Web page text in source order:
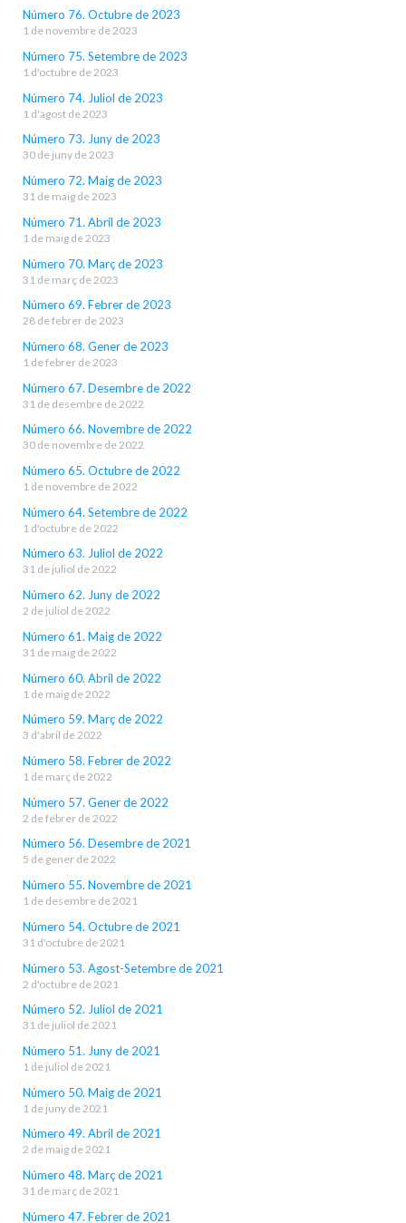
Número 76. Octubre de 2023
1 de novembre de 2023
Número 75. Setembre de 2023
1 d'octubre de 2023
Número 74. Juliol de 2023
1 d'agost de 2023
Número 73. Juny de 2023
30 de juny de 2023
Número 72. Maig de 2023
31 de maig de 2023
Número 71. Abril de 2023
1 de maig de 2023
Número 70. Març de 2023
31 de març de 2023
Número 69. Febrer de 2023
28 de febrer de 2023
Número 68. Gener de 2023
1 de febrer de 2023
Número 67. Desembre de 2022
31 de desembre de 2022
Número 66. Novembre de 2022
30 de novembre de 2022
Número 65. Octubre de 2022
1 de novembre de 2022
Número 64. Setembre de 2022
1 d'octubre de 2022
Número 63. Juliol de 2022
31 de juliol de 2022
Número 62. Juny de 2022
2 de juliol de 2022
Número 61. Maig de 2022
31 de maig de 2022
Número 60. Abril de 2022
1 de maig de 2022
Número 59. Març de 2022
3 d'abril de 2022
Número 58. Febrer de 2022
1 de març de 2022
Número 57. Gener de 2022
2 de febrer de 2022
Número 56. Desembre de 2021
5 de gener de 2022
Número 55. Novembre de 2021
1 de desembre de 2021
Número 54. Octubre de 2021
31 d'octubre de 2021
Número 53. Agost-Setembre de 2021
2 d'octubre de 2021
Número 52. Juliol de 2021
31 de juliol de 2021
Número 51. Juny de 2021
1 de juliol de 2021
Número 50. Maig de 2021
1 de juny de 2021
Número 49. Abril de 2021
2 de maig de 2021
Número 48. Març de 2021
31 de març de 2021
Número 47. Febrer de 2021